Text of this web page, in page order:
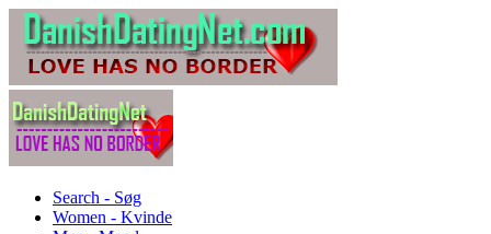
Search - Søg
Women - Kvinde